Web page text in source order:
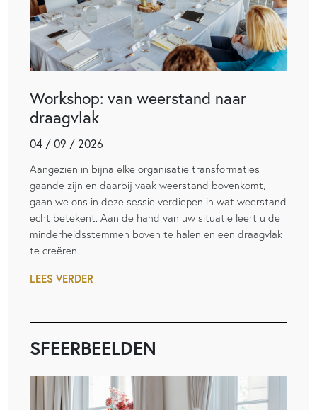
Workshop: van weerstand naar
draagvlak
04 / 09 / 2026
Aangezien in bijna elke organisatie transformaties
gaande zijn en daarbij vaak weerstand bovenkomt,
gaan we ons in deze sessie verdiepen in wat weerstand
echt betekent. Aan de hand van uw situatie leert u de
minderheidsstemmen boven te halen en een draagvlak
te creëren.
LEES VERDER
SFEERBEELDEN